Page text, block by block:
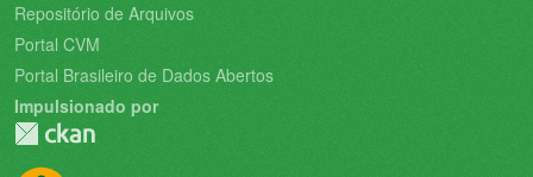
Repositório de Arquivos
Portal CVM
Portal Brasileiro de Dados Abertos
Impulsionado por